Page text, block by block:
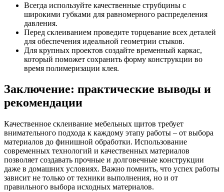
Всегда используйте качественные струбцины с
широкими губками для равномерного распределения
давления.
Перед склеиванием проведите торцевание всех деталей
для обеспечения идеальной геометрии стыков.
Для крупных проектов создайте временный каркас,
который поможет сохранить форму конструкции во
время полимеризации клея.
Заключение: практические выводы и
рекомендации
Качественное склеивание мебельных щитов требует
внимательного подхода к каждому этапу работы – от выбора
материалов до финишной обработки. Использование
современных технологий и качественных материалов
позволяет создавать прочные и долговечные конструкции
даже в домашних условиях. Важно помнить, что успех работы
зависит не только от техники выполнения, но и от
правильного выбора исходных материалов.